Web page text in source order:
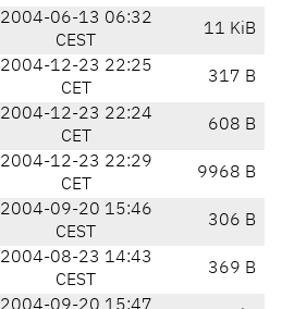
2004-06-13 06:32
CEST
11 KiB
2004-12-23 22:25
CET
317 B
2004-12-23 22:24
CET
608 B
2004-12-23 22:29
CET
9968 B
2004-09-20 15:46
CEST
306 B
2004-08-23 14:43
CEST
369 B